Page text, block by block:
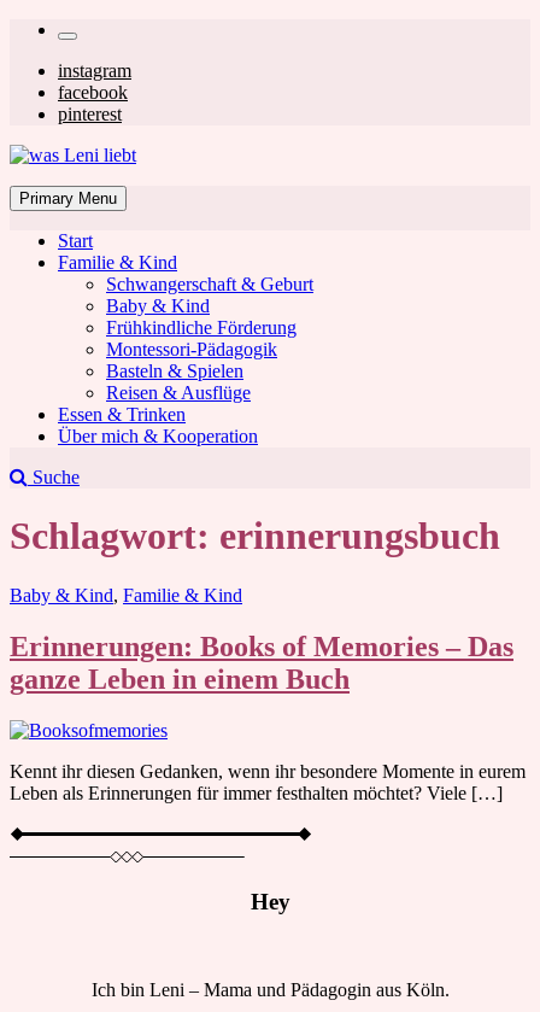
Skip
content
Secondary
left
navigation
Secondary
right
navigation
instagram
facebook
pinterest
was Leni liebt
Mom & Lifestyle Blog
Primary Menu
Start
Familie & Kind
Schwangerschaft & Geburt
Baby & Kind
Frühkindliche Förderung
Montessori-Pädagogik
Basteln & Spielen
Reisen & Ausflüge
Essen & Trinken
Über mich & Kooperation
Suche
Schlagwort: erinnerungsbuch
Blog
Baby & Kind, Familie & Kind
Erinnerungen: Books of Memories – Das
ganze Leben in einem Buch
Kennt ihr diesen Gedanken, wenn ihr besondere Momente in eurem
Leben als Erinnerungen für immer festhalten möchtet? Viele […]
Hey
Ich bin Leni – Mama und Pädagogin aus Köln.